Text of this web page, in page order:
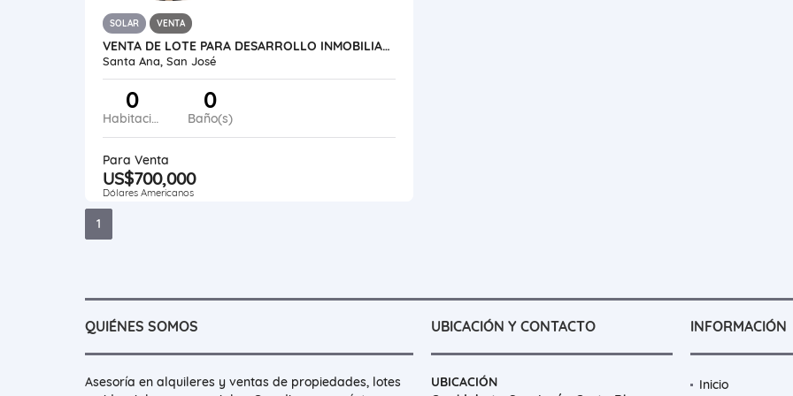
SOLAR VENTA
VENTA DE LOTE PARA DESARROLLO INMOBILIARIO, SANTA ANA
Santa Ana, San José
0
Habitaciones
0
Baño(s)
Para Venta
US$700,000
Dólares Americanos
1
QUIÉNES SOMOS
Asesoría en alquileres y ventas de propiedades, lotes
UBICACIÓN Y CONTACTO
UBICACIÓN
INFORMACIÓN
Inicio